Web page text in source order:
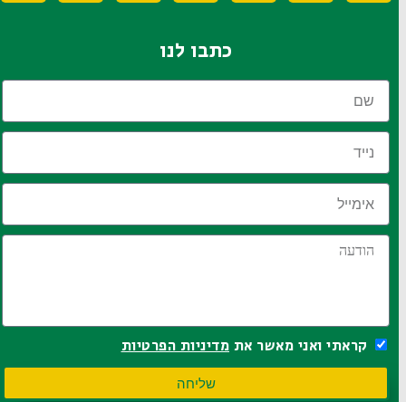
כתבו לנו
קראתי ואני מאשר אתמדיניות הפרטיות
שליחה